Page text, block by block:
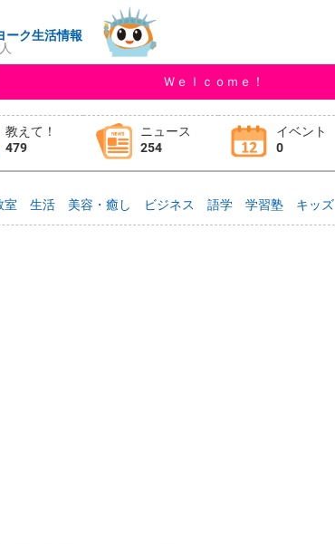
ーク生活情報
Ｗｅｌｃｏｍｅ！
教えて！
479
ニュース
254
イベント
0
室 生活 美容・癒し ビジネス 語学 学習塾 キッズ